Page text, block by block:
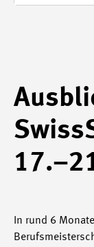
In rund 6